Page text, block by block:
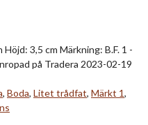
3,5 cm Märkning: B.F. 1 -
på Tradera 2023-02-19
, Boda, Litet trådfat, Märkt 1,